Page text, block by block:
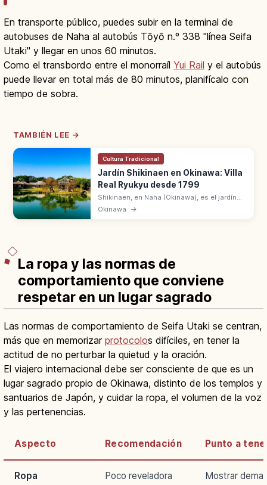
En transporte público, puedes subir en la terminal de
autobuses de Naha al autobús Tōyō n.º 338 "línea Seifa
Utaki" y llegar en unos 60 minutos.
Como el transbordo entre el monorraíl Yui Rail y el autobús
puede llevar en total más de 80 minutos, planifícalo con
tiempo de sobra.
TAMBIÉN LEE →
Cultura Tradicional
Jardín Shikinaen en Okinawa: Villa
Real Ryukyu desde 1799
Shikinaen, en Naha (Okinawa), es el jardín
construido en 1799 como villa real de
Okinawa →
La ropa y las normas de
comportamiento que conviene
respetar en un lugar sagrado
Las normas de comportamiento de Seifa Utaki se centran,
más que en memorizar protocolos difíciles, en tener la
actitud de no perturbar la quietud y la oración.
El viajero internacional debe ser consciente de que es un
lugar sagrado propio de Okinawa, distinto de los templos y
santuarios de Japón, y cuidar la ropa, el volumen de la voz
y las pertenencias.
Aspecto Recomendación Punto a
Ropa Poco reveladora Mostrar